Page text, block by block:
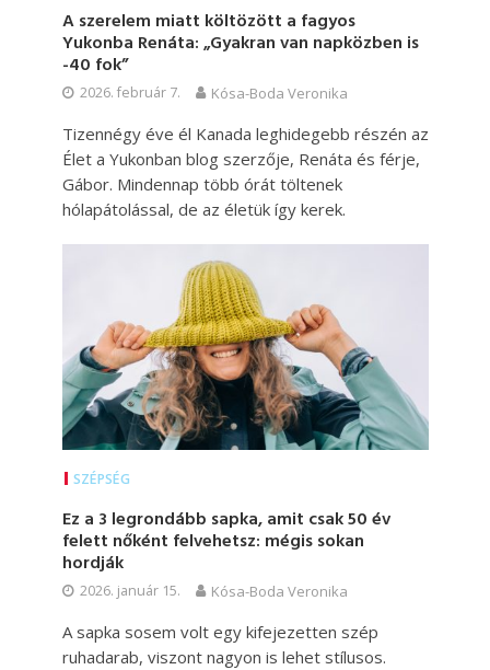
A szerelem miatt költözött a fagyos
Yukonba Renáta: „Gyakran van napközben is
-40 fok”
2026. február 7. Kósa-Boda Veronika
Tizennégy éve él Kanada leghidegebb részén az
Élet a Yukonban blog szerzője, Renáta és férje,
Gábor. Mindennap több órát töltenek
hólapátolással, de az életük így kerek.
SZÉPSÉG
Ez a 3 legrondább sapka, amit csak 50 év
felett nőként felvehetsz: mégis sokan
hordják
2026. január 15. Kósa-Boda Veronika
A sapka sosem volt egy kifejezetten szép
ruhadarab, viszont nagyon is lehet stílusos.